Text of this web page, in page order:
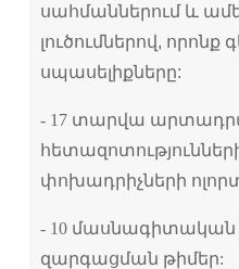
սահմաններում և
լուծումներով,
սպասելիքները:
- 17 տարվա
փոխադրիչների
- 10
զարգացման թիմեր: